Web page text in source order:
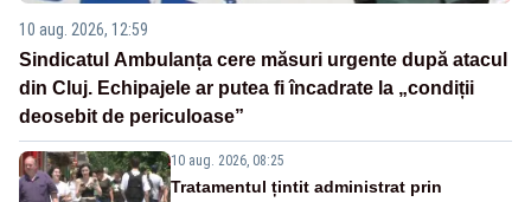
10 aug. 2026, 12:59
Sindicatul Ambulanța cere măsuri urgente după atacul
din Cluj. Echipajele ar putea fi încadrate la „condiții
deosebit de periculoase”
10 aug. 2026, 08:25
Tratamentul țintit administrat prin